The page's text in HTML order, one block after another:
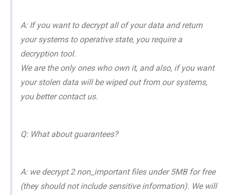
A: If you want to decrypt all of your data and return
your systems to operative state, you require a
decryption tool.
We are the only ones who own it, and also, if you want
your stolen data will be wiped out from our systems,
you better contact us.
Q: What about guarantees?
A: we decrypt 2 non_important files under 5MB for free
(they should not include sensitive information). We will